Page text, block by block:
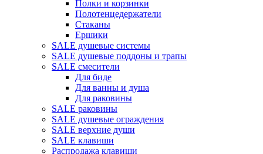
Полки и корзинки
Полотенцедержатели
Стаканы
Ершики
SALE душевые системы
SALE душевые поддоны и трапы
SALE смесители
Для биде
Для ванны и душа
Для раковины
SALE раковины
SALE душевые ограждения
SALE верхние души
SALE клавиши
Распродажа клавиши